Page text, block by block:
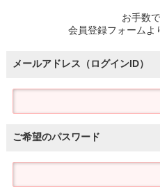
お手数
会員登録フォームよ
メールアドレス（ログインID）
ご希望のパスワード